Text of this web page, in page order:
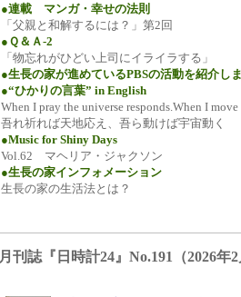
●連載 マンガ・幸せの法則
「父親と和解するには？」第2回
●Ｑ＆Ａ-2
「物忘れがひどい上司にイライラする」
●生長の家が進めているPBSの活動を紹介し
●“ひかりの言葉” in English
When I pray the universe responds.When I
吾れ祈れば天地応え、吾ら動けば宇宙動く
●Music for Shiny Days
Vol.62 マヘリア・ジャクソン
●生長の家インフォメーション
生長の家の生活法とは？
月刊誌『日時計24』No.191（2026